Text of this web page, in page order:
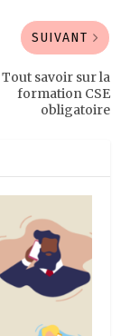
SUIVANT
Tout savoir sur la
formation CSE
obligatoire